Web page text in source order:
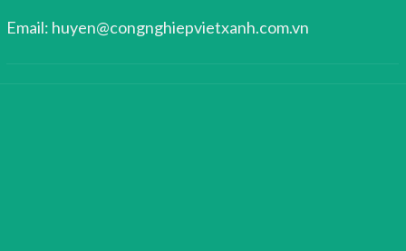
Email: huyen@congnghiepvietxanh.com.vn